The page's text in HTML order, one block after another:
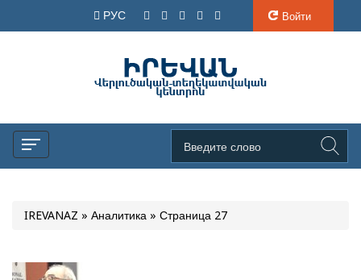
РУС Войти
IREVANAZ » Аналитика » Страница 27